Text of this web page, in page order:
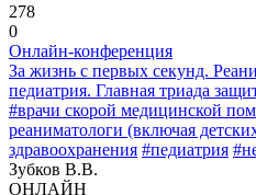
278
0
Онлайн-конференция
За жизнь с первых секунд.
педиатрия. Главная триада
#врачи скорой медицинской
реаниматологи (включая
здравоохранения #педиатрия
Зубков В.В.
ОНЛАЙН